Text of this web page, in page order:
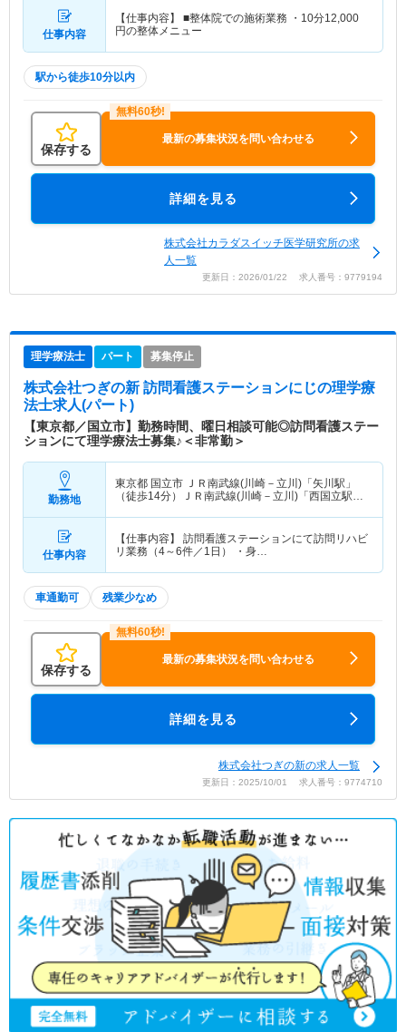
仕事内容
【仕事内容】 ■整体院での施術業務 ・10分12,000
円の整体メニュー
駅から徒歩10分以内
保存する
最新の募集状況を問い合わせる
詳細を見る
株式会社カラダスイッチ医学研究所の求
人一覧
更新日：2026/01/22 求人番号：9779194
理学療法士 パート 募集停止
株式会社つぎの新 訪問看護ステーションにじの理学療
法士求人(パート)
【東京都／国立市】勤務時間、曜日相談可能◎訪問看護ステー
ションにて理学療法士募集♪＜非常勤＞
勤務地
東京都 国立市 ＪＲ南武線(川崎－立川)「矢川駅」
（徒歩14分）ＪＲ南武線(川崎－立川)「西国立駅」
仕事内容
【仕事内容】 訪問看護ステーションにて訪問リハビ
リ業務（4～6件／1日） ・身…
車通勤可 残業少なめ
保存する
最新の募集状況を問い合わせる
詳細を見る
株式会社つぎの新の求人一覧
更新日：2025/10/01 求人番号：9774710